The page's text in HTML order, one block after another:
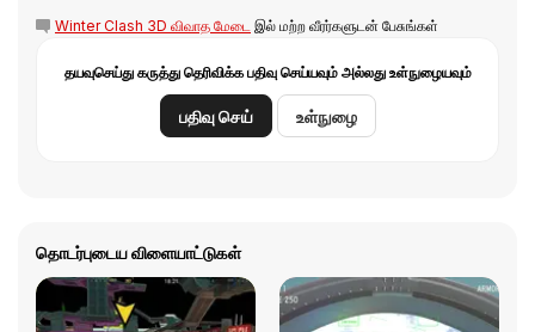
Winter Clash 3D விவாத மேடை இல் மற்ற வீரர்களுடன் பேசுங்கள்
தயவுசெய்து கருத்து தெரிவிக்க பதிவு செய்யவும் அல்லது உள்நுழையவும்
பதிவு செய் உள்நுழை
தொடர்புடைய விளையாட்டுகள்